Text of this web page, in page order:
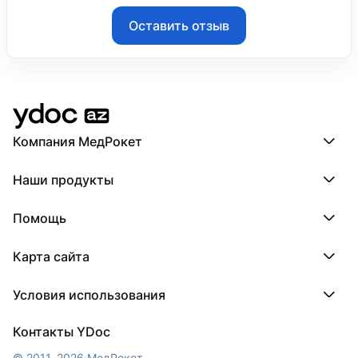
Оставить отзыв
Компания МедРокет
О YDoc
Наши продукты
ПроТаблетки
МедТочка
Помощь
Регистрация врача
Карта сайта
Регионы
Клиники
Условия использования
Обработка персональных данных
Контакты YDoc